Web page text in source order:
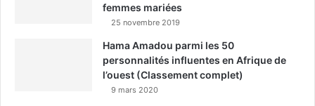
femmes mariées
25 novembre 2019
Hama Amadou parmi les 50
personnalités influentes en Afrique de
l’ouest (Classement complet)
9 mars 2020